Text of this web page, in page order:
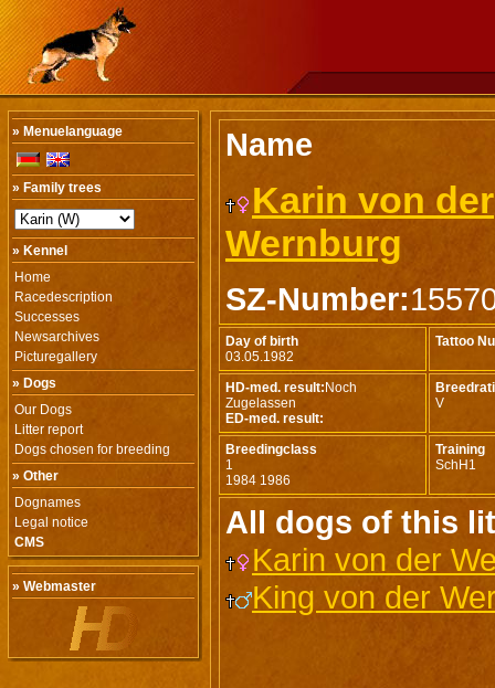
» Menuelanguage
» Family trees
» Kennel
Home
Racedescription
Successes
Newsarchives
Picturegallery
» Dogs
Our Dogs
Litter report
Dogs chosen for breeding
» Other
Dognames
Legal notice
CMS
» Webmaster
Name
Karin von der
Wernburg
SZ-Number:
Day of birth
03.05.1982
Tattoo
HD-med. result: Noch
Zugelassen
ED-med. result:
V
Breedingclass
1
1984 1986
Training
SchH1
All dogs of this
Karin von der
King von der